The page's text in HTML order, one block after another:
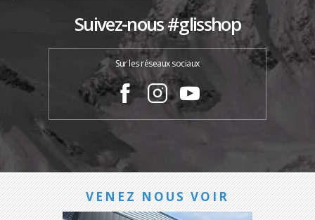
Suivez-nous #glisshop
Sur les réseaux sociaux
VENEZ NOUS VOIR